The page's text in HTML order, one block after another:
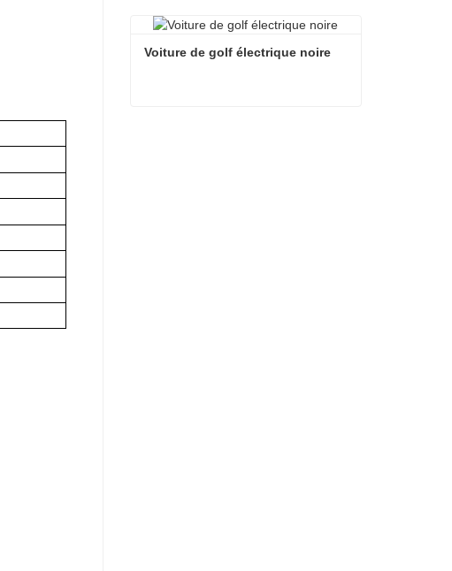
Contacter maintenant
Voiture de golf électrique noire